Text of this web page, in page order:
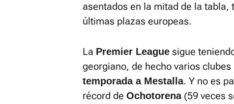
asentados en la mitad de la tabla,
últimas plazas europeas.
La Premier League sigue
georgiano, de hecho varios clubes
temporada a Mestalla. Y no es
récord de Ochotorena(59 veces